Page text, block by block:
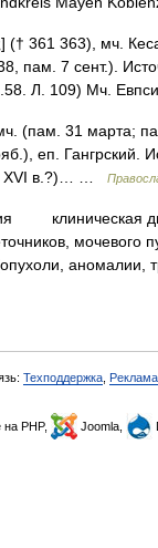
(† 361 363), мч.
пам. 7 сент.).
Л. 109) Мч.
(пам. 31 марта;
еп. Гангрский.
XVI в.?)… …
клиническая
мочевого
(опухоли,
Техподдержка
на PHP, Joomla,